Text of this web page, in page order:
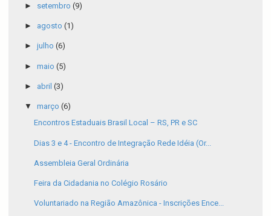
► setembro (9)
► agosto (1)
► julho (6)
► maio (5)
► abril (3)
▼ março (6)
Encontros Estaduais Brasil Local – RS, PR e SC
Dias 3 e 4 - Encontro de Integração Rede Idéia (Or...
Assembleia Geral Ordinária
Feira da Cidadania no Colégio Rosário
Voluntariado na Região Amazônica - Inscrições Ence...